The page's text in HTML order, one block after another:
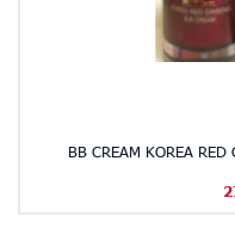
BB CREAM KOREA